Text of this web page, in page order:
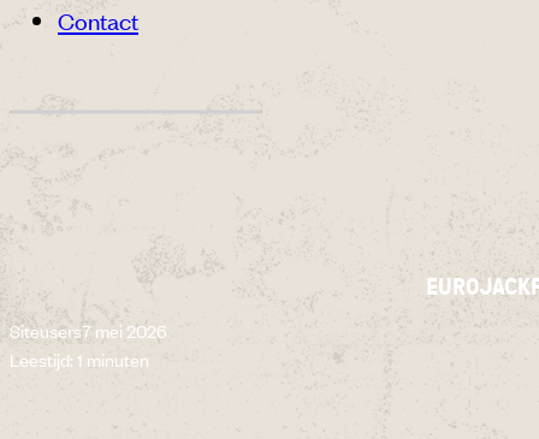
Contact
Siteusers7 mei 2026
Leestijd: 1 minuten